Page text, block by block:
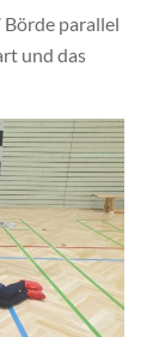
Börde parallel
und das